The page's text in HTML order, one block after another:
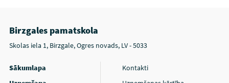
Birzgales pamatskola
Skolas iela 1, Birzgale, Ogres novads, LV - 5033
Sākumlapa
Kontakti